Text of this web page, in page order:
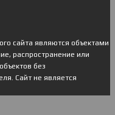
сайта являются объектами
распространение или
без
Cайт не является